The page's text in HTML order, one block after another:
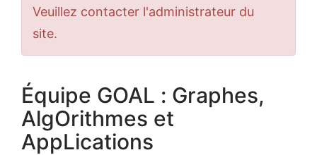
Veuillez contacter l'administrateur du
site.
Équipe GOAL : Graphes,
AlgOrithmes et
AppLications